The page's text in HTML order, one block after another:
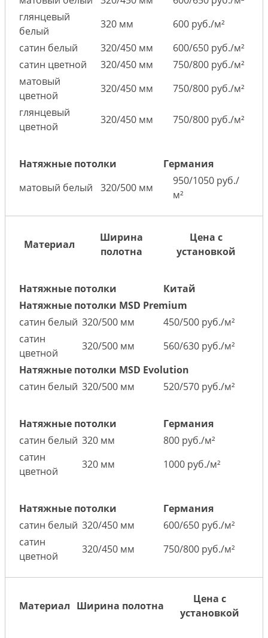
глянцевый
белый
320 мм
600 руб./м²
сатин белый
320/450 мм
600/650 руб./м²
сатин цветной
320/450 мм
750/800 руб./м²
матовый
цветной
320/450 мм
750/800 руб./м²
глянцевый
цветной
320/450 мм 750/800 руб./м²
Натяжные потолки
Германия
матовый белый
320/500 мм
950/1050 руб./
м²
Материал
Ширина
полотна
Цена с
установкой
Натяжные потолки
Китай
Натяжные потолки MSD Premium
сатин белый 320/500 мм
450/500 руб./м²
сатин
цветной
320/500 мм
560/630 руб./м²
Натяжные потолки MSD Evolution
сатин белый 320/500 мм 520/570 руб./м²
Натяжные потолки
Германия
сатин белый 320 мм
800 руб./м²
сатин
цветной
320 мм 1000 руб./м²
Натяжные потолки
Германия
сатин белый 320/450 мм
600/650 руб./м²
сатин
цветной
320/450 мм 750/800 руб./м²
Материал Ширина полотна
Цена с
установкой